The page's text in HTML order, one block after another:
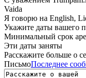
Vaida
Я говорю на English,
Укажите даты вашего
Минимальный срок
Эти даты заняты
Расскажите больше о
ПисьмоПоследнее